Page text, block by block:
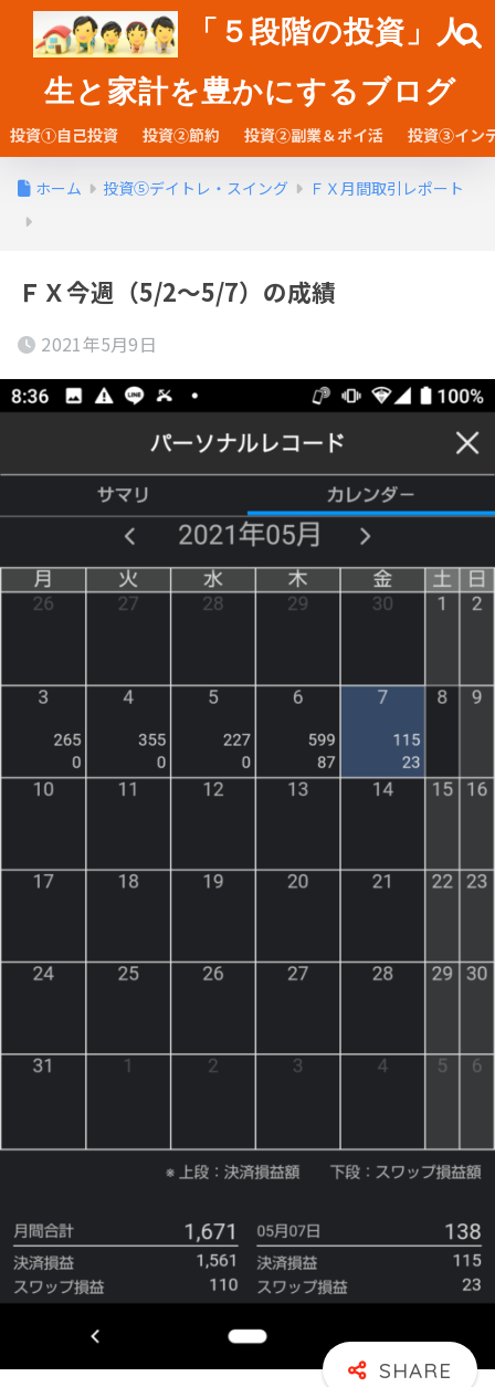
「５段階の投資」人
生と家計を豊かにするブログ
投資①自己投資 投資②節約 投資②副業＆ポイ活 投資③イン
ホーム 投資⑤デイトレ・スイング ＦＸ月間取引レポート
ＦＸ今週（5/2～5/7）の成績
2021年5月9日